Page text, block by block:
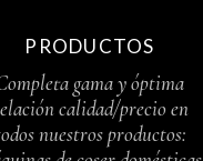
PRODUCTOS
gama y óptima
calidad/precio en
nuestros productos: